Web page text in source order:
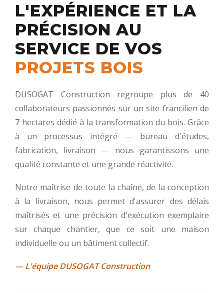
L'EXPÉRIENCE ET LA
PRÉCISION AU
SERVICE DE VOS
PROJETS BOIS
DUSOGAT Construction regroupe plus de 40
collaborateurs passionnés sur un site francilien de
7 hectares dédié à la transformation du bois. Grâce
à un processus intégré — bureau d'études,
fabrication, livraison — nous garantissons une
qualité constante et une grande réactivité.
Notre maîtrise de toute la chaîne, de la conception
à la livraison, nous permet d'assurer des délais
maîtrisés et une précision d'exécution exemplaire
sur chaque chantier, que ce soit une maison
individuelle ou un bâtiment collectif.
— L'équipe DUSOGAT Construction